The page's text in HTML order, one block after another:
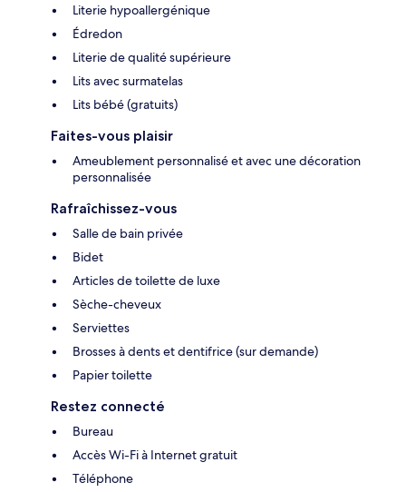
Literie hypoallergénique
Édredon
Literie de qualité supérieure
Lits avec surmatelas
Lits bébé (gratuits)
Faites-vous plaisir
Ameublement personnalisé et avec une décoration
personnalisée
Rafraîchissez-vous
Salle de bain privée
Bidet
Articles de toilette de luxe
Sèche-cheveux
Serviettes
Brosses à dents et dentifrice (sur demande)
Papier toilette
Restez connecté
Bureau
Accès Wi-Fi à Internet gratuit
Téléphone